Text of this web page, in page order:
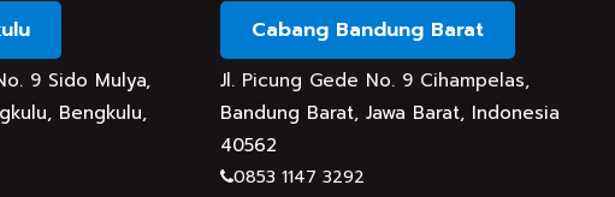
9 Sido Mulya,
Bengkulu,
Cabang Bandung Barat
Jl. Picung Gede No. 9 Cihampelas,
Bandung Barat, Jawa Barat, Indonesia
40562
0853 1147 3292